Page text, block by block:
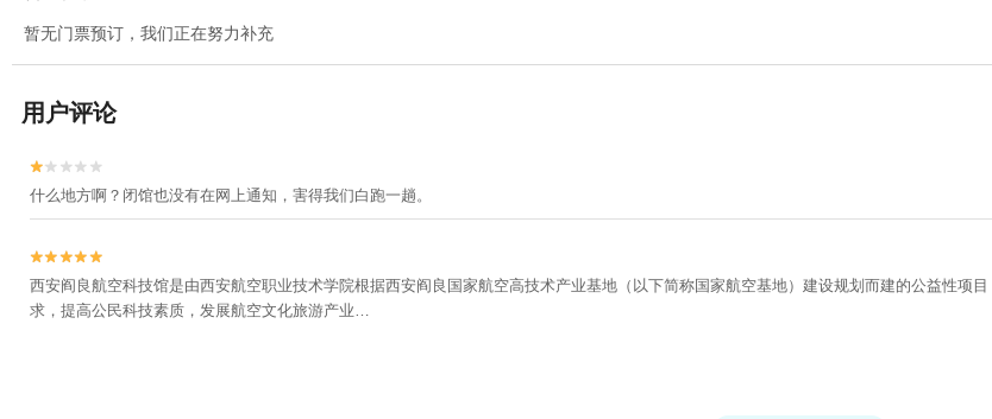
暂无门票预订，我们正在努力补充
用户评论


什么地方啊？闭馆也没有在网上通知，害得我们白跑一趟。


西安阎良航空科技馆是由西安航空职业技术学院根据西安阎良国家航空高技术产业基地（以下简称国家航空基地）建设规划而建的公益性项
求，提高公民科技素质，发展航空文化旅游产业…